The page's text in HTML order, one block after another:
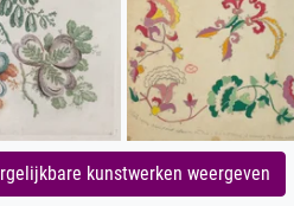
kunstwerken weergeven